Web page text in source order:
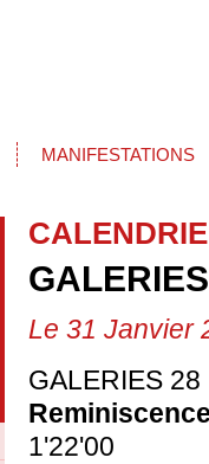
MANIFESTATIONS
GALERIES
Le 31 Janvier
GALERIES
1'22'00